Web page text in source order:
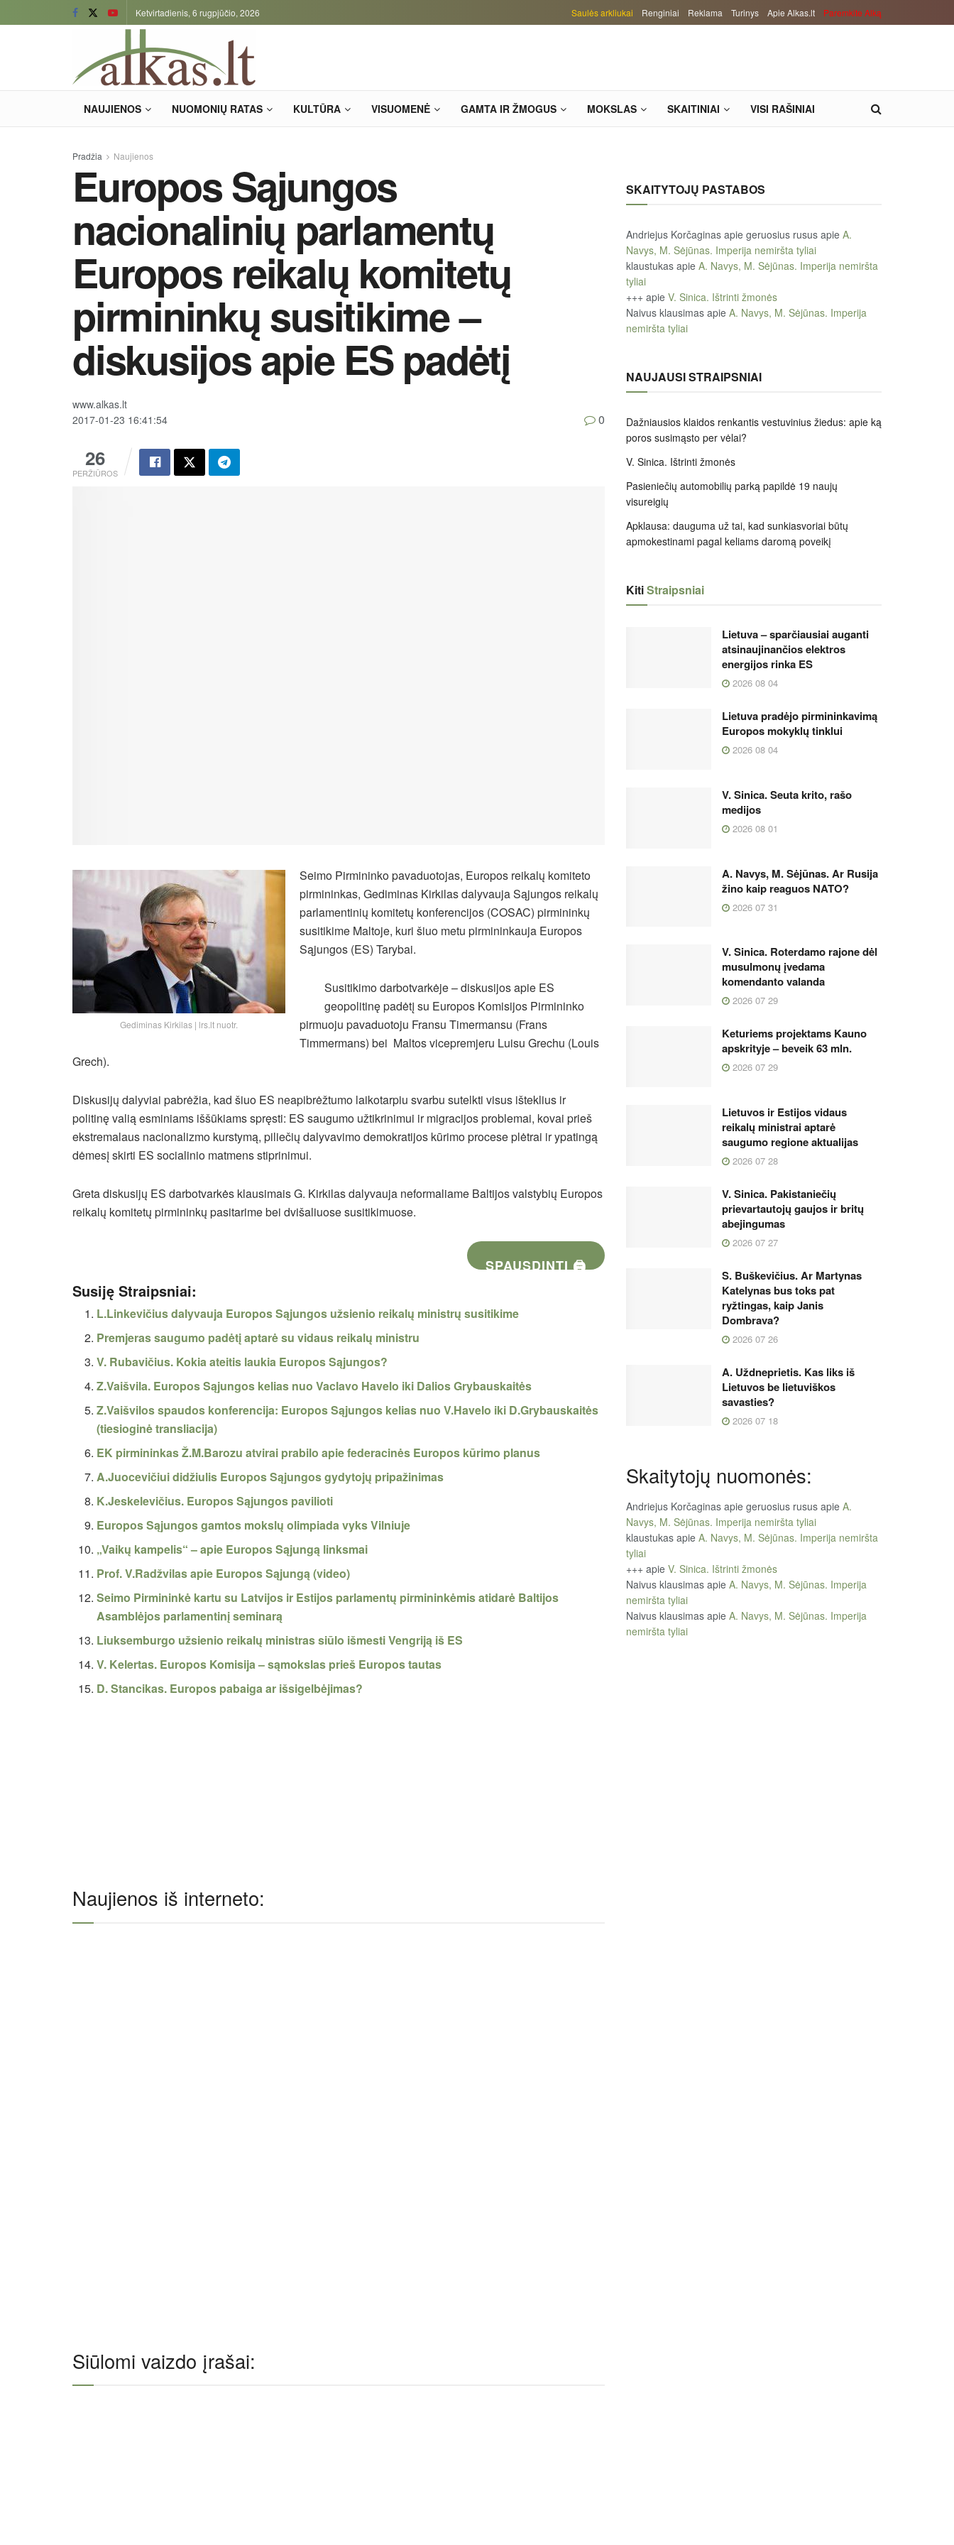
Ketvirtadienis, 6 rugpjūčio, 2026 Saulės arkliukai Renginiai Reklama Turinys Apie Alkas.lt Paremkite Alką
NAUJIENOS NUOMONIŲ RATAS KULTŪRA VISUOMENĖ GAMTA IR ŽMOGUS MOKSLAS SKAITINIAI VISI RAŠINIAI
Pradžia Naujienos
Europos Sąjungos
nacionalinių parlamentų
Europos reikalų komitetų
pirmininkų susitikime –
diskusijos apie ES padėtį
www.alkas.lt
2017-01-23 16:41:54
26
PERŽIŪROS
0
Gediminas Kirkilas | lrs.lt nuotr.
Seimo Pirmininko pavaduotojas, Europos reikalų komiteto
pirmininkas, Gediminas Kirkilas dalyvauja Sąjungos reikalų
parlamentinių komitetų konferencijos (COSAC) pirmininkų
susitikime Maltoje, kuri šiuo metu pirmininkauja Europos
Sąjungos (ES) Tarybai.
Susitikimo darbotvarkėje – diskusijos apie ES
geopolitinę padėtį su Europos Komisijos Pirmininko
pirmuoju pavaduotoju Fransu Timermansu (Frans
Timmermans) bei Maltos vicepremjeru Luisu Grechu (Louis
Grech).
Diskusijų dalyviai pabrėžia, kad šiuo ES neapibrėžtumo laikotarpiu svarbu sutelkti visus išteklius ir
politinę valią esminiams iššūkiams spręsti: ES saugumo užtikrinimui ir migracijos problemai, kovai prieš
ekstremalaus nacionalizmo kurstymą, piliečių dalyvavimo demokratijos kūrimo procese plėtrai ir ypatingą
dėmesį skirti ES socialinio matmens stiprinimui.
Greta diskusijų ES darbotvarkės klausimais G. Kirkilas dalyvauja neformaliame Baltijos valstybių Europos
reikalų komitetų pirmininkų pasitarime bei dvišaliuose susitikimuose.
SPAUSDINTI 🖨
Susiję Straipsniai:
L.Linkevičius dalyvauja Europos Sąjungos užsienio reikalų ministrų susitikime
Premjeras saugumo padėtį aptarė su vidaus reikalų ministru
V. Rubavičius. Kokia ateitis laukia Europos Sąjungos?
Z.Vaišvila. Europos Sąjungos kelias nuo Vaclavo Havelo iki Dalios Grybauskaitės
Z.Vaišvilos spaudos konferencija: Europos Sąjungos kelias nuo V.Havelo iki D.Grybauskaitės
(tiesioginė transliacija)
EK pirmininkas Ž.M.Barozu atvirai prabilo apie federacinės Europos kūrimo planus
A.Juocevičiui didžiulis Europos Sąjungos gydytojų pripažinimas
K.Jeskelevičius. Europos Sąjungos pavilioti
Europos Sąjungos gamtos mokslų olimpiada vyks Vilniuje
„Vaikų kampelis“ – apie Europos Sąjungą linksmai
Prof. V.Radžvilas apie Europos Sąjungą (video)
Seimo Pirmininkė kartu su Latvijos ir Estijos parlamentų pirmininkėmis atidarė Baltijos
Asamblėjos parlamentinį seminarą
Liuksemburgo užsienio reikalų ministras siūlo išmesti Vengriją iš ES
V. Kelertas. Europos Komisija – sąmokslas prieš Europos tautas
D. Stancikas. Europos pabaiga ar išsigelbėjimas?
Naujienos iš interneto:
Siūlomi vaizdo įrašai:
SKAITYTOJŲ PASTABOS
Andriejus Korčaginas apie geruosius rusus apie A.
Navys, M. Sėjūnas. Imperija nemiršta tyliai
klaustukas apie A. Navys, M. Sėjūnas. Imperija nemiršta
tyliai
+++ apie V. Sinica. Ištrinti žmonės
Naivus klausimas apie A. Navys, M. Sėjūnas. Imperija
nemiršta tyliai
NAUJAUSI STRAIPSNIAI
Dažniausios klaidos renkantis vestuvinius žiedus: apie ką
poros susimąsto per vėlai?
V. Sinica. Ištrinti žmonės
Pasieniečių automobilių parką papildė 19 naujų
visureigių
Apklausa: dauguma už tai, kad sunkiasvoriai būtų
apmokestinami pagal keliams daromą poveikį
KitiStraipsniai
Lietuva – sparčiausiai auganti
atsinaujinančios elektros
energijos rinka ES
2026 08 04
Lietuva pradėjo pirmininkavimą
Europos mokyklų tinklui
2026 08 04
V. Sinica. Seuta krito, rašo
medijos
2026 08 01
A. Navys, M. Sėjūnas. Ar Rusija
žino kaip reaguos NATO?
2026 07 31
V. Sinica. Roterdamo rajone dėl
musulmonų įvedama
komendanto valanda
2026 07 29
Keturiems projektams Kauno
apskrityje – beveik 63 mln.
2026 07 29
Lietuvos ir Estijos vidaus
reikalų ministrai aptarė
saugumo regione aktualijas
2026 07 28
V. Sinica. Pakistaniečių
prievartautojų gaujos ir britų
abejingumas
2026 07 27
S. Buškevičius. Ar Martynas
Katelynas bus toks pat
ryžtingas, kaip Janis
Dombrava?
2026 07 26
A. Uždneprietis. Kas liks iš
Lietuvos be lietuviškos
savasties?
2026 07 18
Skaitytojų nuomonės:
Andriejus Korčaginas apie geruosius rusus apie A.
Navys, M. Sėjūnas. Imperija nemiršta tyliai
klaustukas apie A. Navys, M. Sėjūnas. Imperija nemiršta
tyliai
+++ apie V. Sinica. Ištrinti žmonės
Naivus klausimas apie A. Navys, M. Sėjūnas. Imperija
nemiršta tyliai
Naivus klausimas apie A. Navys, M. Sėjūnas. Imperija
nemiršta tyliai